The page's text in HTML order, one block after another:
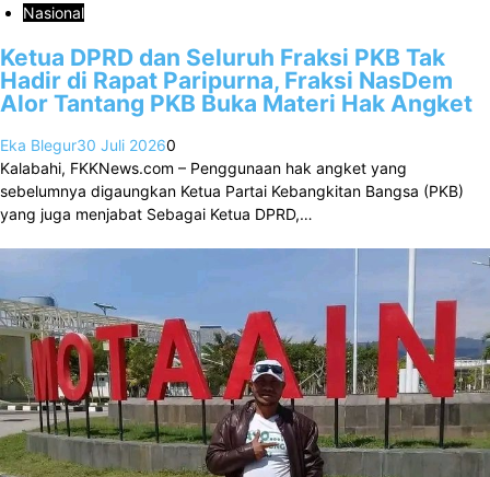
Nasional
Ketua DPRD dan Seluruh Fraksi PKB Tak
Hadir di Rapat Paripurna, Fraksi NasDem
Alor Tantang PKB Buka Materi Hak Angket
Eka Blegur30 Juli 20260
Kalabahi, FKKNews.com – Penggunaan hak angket yang
sebelumnya digaungkan Ketua Partai Kebangkitan Bangsa (PKB)
yang juga menjabat Sebagai Ketua DPRD,…